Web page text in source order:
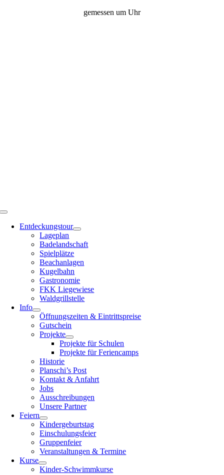
gemessen um Uhr
Toggle
NavigationEntdeckungstour
Lageplan
Badelandschaft
Spielplätze
Beachanlagen
Kugelbahn
Gastronomie
FKK Liegewiese
Waldgrillstelle
Info
Öffnungszeiten & Eintrittspreise
Gutschein
Projekte
Projekte für Schulen
Projekte für Feriencamps
Historie
Planschi’s Post
Kontakt & Anfahrt
Jobs
Ausschreibungen
Unsere Partner
Feiern
Kindergeburtstag
Einschulungsfeier
Gruppenfeier
Veranstaltungen & Termine
Kurse
Kinder-Schwimmkurse